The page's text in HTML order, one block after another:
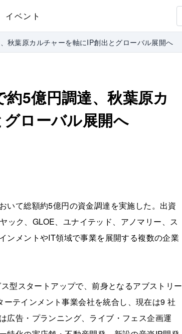
イベント
秋葉原カルチャーを軸にIP創出とグローバル展開へ
5億円調達、秋葉原カ
ローバル展開へ
いて総額約5億円の資金調達を実施した。出資
ック、GLOE、ユナイテッド、アノマリー、ス
ンメントやIT領域で事業を展開する複数の企業
型スタートアップで、前身となるアブストリー
テインメント事業会社を統合し、現在は9 社
広告・プランニング、ライブ・フェス企画運